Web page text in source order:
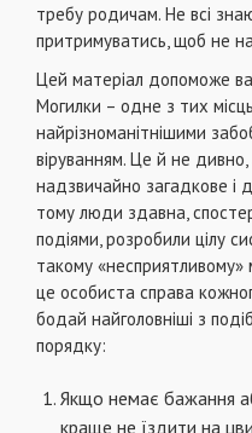
требу родичам. Не всі
притримуватись, щоб не
Цей матеріал допоможе
Могилки – одне з тих
найрізноманітнішими
віруванням. Це й не
надзвичайно загадкове і
тому люди здавна,
подіями, розробили цілу
такому «несприятливому»
це особиста справа
бодай найголовніші з
порядку:
Якщо немає бажання
краще не їздити на